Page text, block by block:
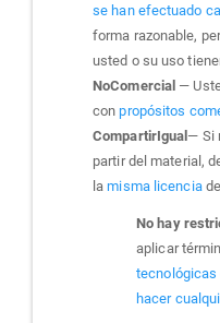
se han efectuado
forma razonable,
usted o su uso
NoComercial —
conpropósitos
CompartirIgual — Si
partir del material,
lamisma licencia
No hay
aplicar
tecnológicas
hacer